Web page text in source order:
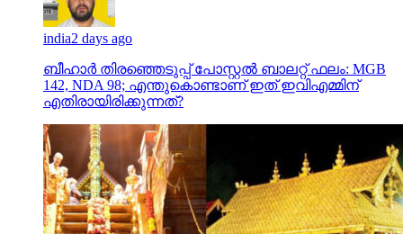
india2 days ago
ബീഹാർ തിരഞ്ഞെടുപ്പ് പോസ്റ്റൽ ബാലറ്റ് ഫലം: MGB
142, NDA 98; എന്തുകൊണ്ടാണ് ഇത് ഇവിഎമ്മിന്
എതിരായിരിക്കുന്നത്?